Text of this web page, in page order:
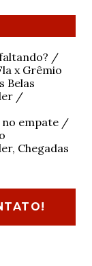
faltando? /
x Grêmio
Belas
/
no empate /
Chegadas